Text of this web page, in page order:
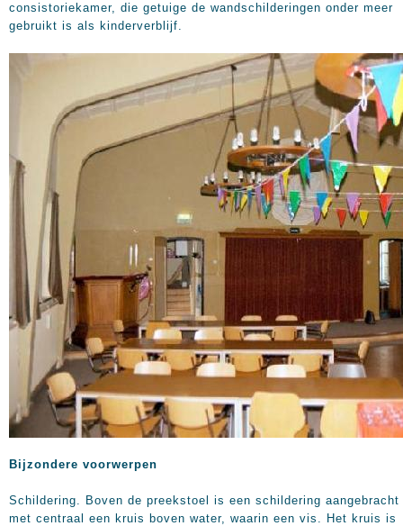
consistoriekamer, die getuige de wandschilderingen onder meer
gebruikt is als kinderverblijf.
Bijzondere voorwerpen
Schildering. Boven de preekstoel is een schildering aangebracht
met centraal een kruis boven water, waarin een vis. Het kruis is